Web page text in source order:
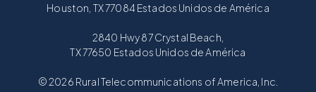
Houston, TX 77084 Estados Unidos de América
2840 Hwy 87 Crystal Beach,
TX 77650 Estados Unidos de América
© 2026 Rural Telecommunications of America, Inc.